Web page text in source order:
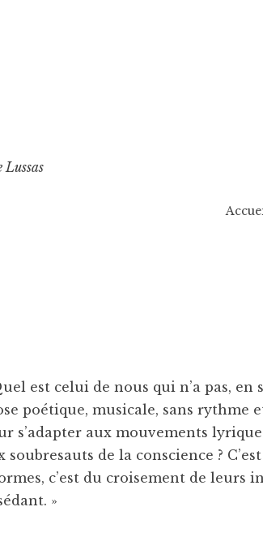
est celui de nous qui n’a pas,
poétique, musicale, sans rythme
s’adapter aux mouvements
soubresauts de la conscience ?
c’est du croisement de leurs
»